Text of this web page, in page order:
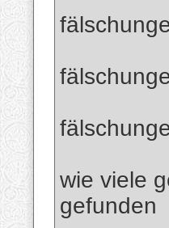
wie viele
gefunden